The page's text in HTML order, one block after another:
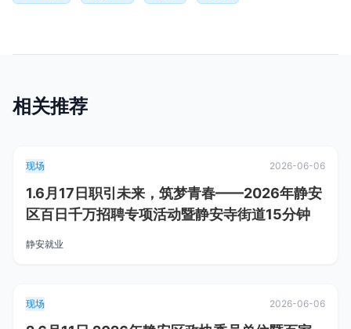
相关推荐
现场 2026-06-06
1.6月17日职引未来，筑梦青春——2026年静安
区百日千万招聘专项活动暨静安寺街道15分钟
静安就业
现场 2026-06-06